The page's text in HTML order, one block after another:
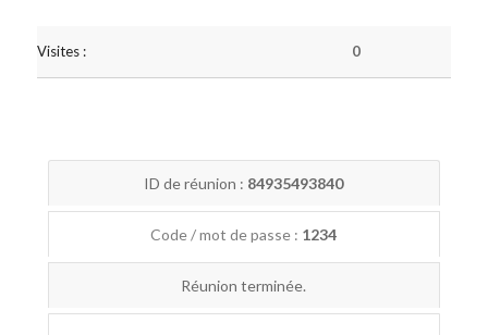
Visites : 0
ID de réunion : 84935493840
Code / mot de passe : 1234
Réunion terminée.